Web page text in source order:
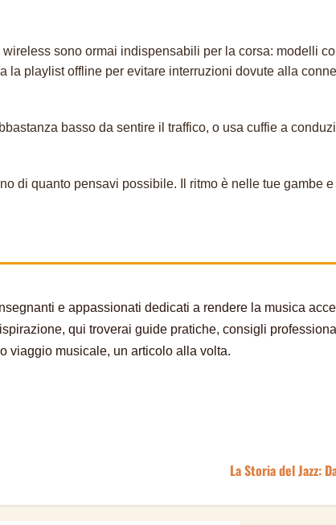
sono ormai indispensabili per la corsa: modelli
playlist offline per evitare interruzioni dovute alla
basso da sentire il traffico, o usa cuffie a
di quanto pensavi possibile. Il ritmo è nelle tue gambe
e appassionati dedicati a rendere la musica
qui troverai guide pratiche, consigli
viaggio musicale, un articolo alla volta.
La Storia del Jazz: